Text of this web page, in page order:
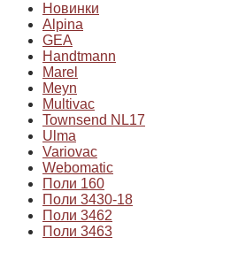
Новинки
Alpina
GEA
Handtmann
Marel
Meyn
Multivac
Townsend NL17
Ulma
Variovac
Webomatic
Поли 160
Поли 3430-18
Поли 3462
Поли 3463